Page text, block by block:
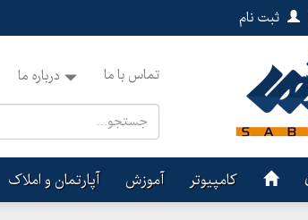
ثبت نام
تماس با ما درباره ما
کامپیوتر آموزش آپارتمان و املاک